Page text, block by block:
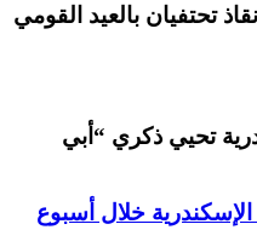
تحتفيان بالعيد القومي
تحيي ذكري “أبي
خلال أسبوع